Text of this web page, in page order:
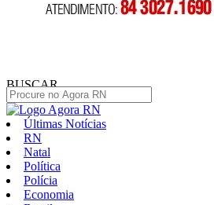
BUSCAR
Últimas Notícias
RN
Natal
Política
Polícia
Economia